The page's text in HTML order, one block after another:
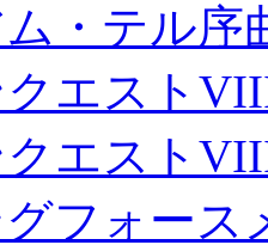
・テル序
クエスト
クエスト
フォース